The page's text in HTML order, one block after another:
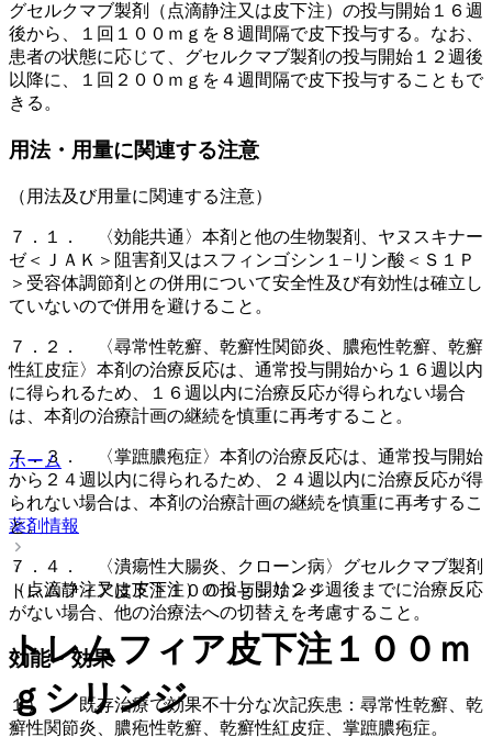
グセルクマブ製剤（点滴静注又は皮下注）の投与開始１６週
後から、１回１００ｍｇを８週間隔で皮下投与する。なお、
患者の状態に応じて、グセルクマブ製剤の投与開始１２週後
以降に、１回２００ｍｇを４週間隔で皮下投与することもで
きる。
用法・用量に関連する注意
（用法及び用量に関連する注意）
７．１． 〈効能共通〉本剤と他の生物製剤、ヤヌスキナー
ゼ＜ＪＡＫ＞阻害剤又はスフィンゴシン１−リン酸＜Ｓ１Ｐ
＞受容体調節剤との併用について安全性及び有効性は確立し
ていないので併用を避けること。
７．２． 〈尋常性乾癬、乾癬性関節炎、膿疱性乾癬、乾癬
性紅皮症〉本剤の治療反応は、通常投与開始から１６週以内
に得られるため、１６週以内に治療反応が得られない場合
は、本剤の治療計画の継続を慎重に再考すること。
７．３． 〈掌蹠膿疱症〉本剤の治療反応は、通常投与開始
から２４週以内に得られるため、２４週以内に治療反応が得
られない場合は、本剤の治療計画の継続を慎重に再考するこ
と。
７．４． 〈潰瘍性大腸炎、クローン病〉グセルクマブ製剤
（点滴静注又は皮下注）の投与開始２４週後までに治療反応
がない場合、他の治療法への切替えを考慮すること。
効能・効果
１）． 既存治療で効果不十分な次記疾患：尋常性乾癬、乾
癬性関節炎、膿疱性乾癬、乾癬性紅皮症、掌蹠膿疱症。
ホーム
薬剤情報
トレムフィア皮下注１００ｍｇシリンジ
トレムフィア皮下注１００ｍ
ｇシリンジ